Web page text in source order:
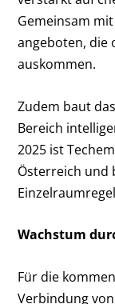
Gemeinsam
angeboten, die
auskommen.
Zudem baut
Bereich
2025 ist
Österreich und
Wachstum
Für die
Verbindung